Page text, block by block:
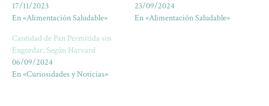
17/11/2023
En «Alimentación Saludable»
23/09/2024
En «Alimentación Saludable»
Cantidad de Pan Permitida sin
Engordar, Según Harvard
06/09/2024
En «Curiosidades y Noticias»